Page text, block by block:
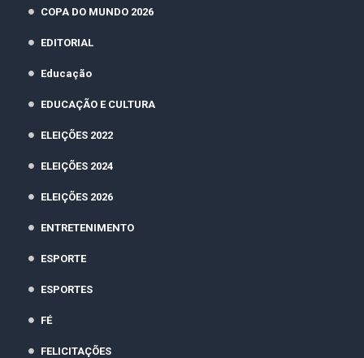
COPA DO MUNDO 2026
EDITORIAL
Educação
EDUCAÇÃO E CULTURA
ELEIÇÕES 2022
ELEIÇÕES 2024
ELEIÇÕES 2026
ENTRETENIMENTO
ESPORTE
ESPORTES
FÉ
FELICITAÇÕES